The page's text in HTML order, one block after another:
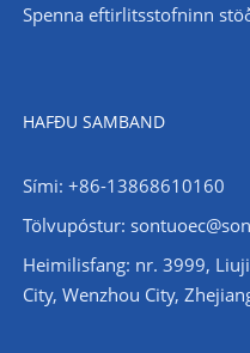
Spenna eftirlitsstofninn
HAFÐU SAMBAND
Sími: +86-13868610160
Tölvupóstur:
Heimilisfang: nr. 3999,
City, Wenzhou City,